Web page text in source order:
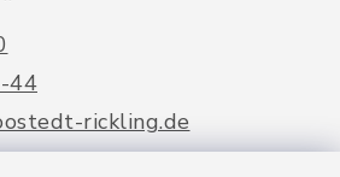
44
rickling.de